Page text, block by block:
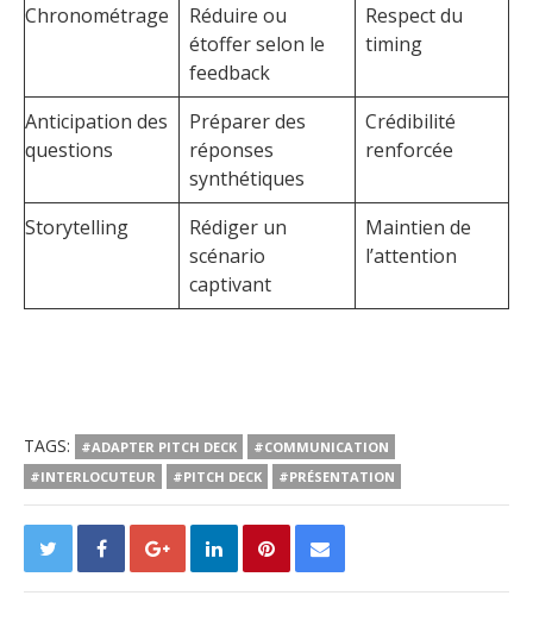
Chronométrage
Réduire ou
étoffer selon le
feedback
Respect du
timing
Anticipation des
questions
Préparer des
réponses
synthétiques
Crédibilité
renforcée
Storytelling
Rédiger un
scénario
captivant
Maintien de
l’attention
TAGS: #ADAPTER PITCH DECK
#COMMUNICATION
#INTERLOCUTEUR
#PITCH DECK #PRÉSENTATION